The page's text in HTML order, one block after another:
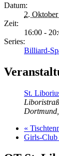
Datum:
2.
Zeit:
16:00 -
Series:
Billiard-
St.
Dortmund
«
Girls-Club